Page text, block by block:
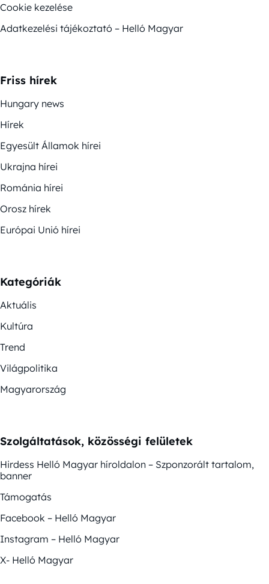
Cookie kezelése
Adatkezelési tájékoztató – Helló Magyar
Friss hírek
Hungary news
Hírek
Egyesült Államok hírei
Ukrajna hírei
Románia hírei
Orosz hírek
Európai Unió hírei
Kategóriák
Aktuális
Kultúra
Trend
Világpolitika
Magyarország
Szolgáltatások, közösségi felületek
Hirdess Helló Magyar híroldalon – Szponzorált tartalom,
banner
Támogatás
Facebook – Helló Magyar
Instagram – Helló Magyar
X- Helló Magyar